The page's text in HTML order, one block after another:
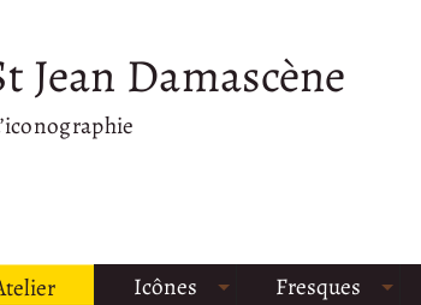
Jean Damascène
Icônes Fresques